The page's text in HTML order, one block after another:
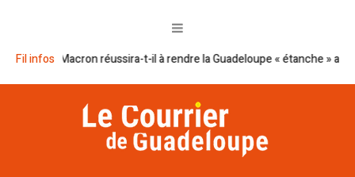
Fil infos
Le plan Macron réussira-t-il à rendre la Guadeloupe « étanche » au